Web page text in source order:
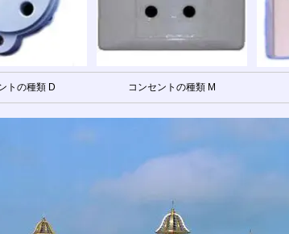
トの種類 D コンセントの種類 M